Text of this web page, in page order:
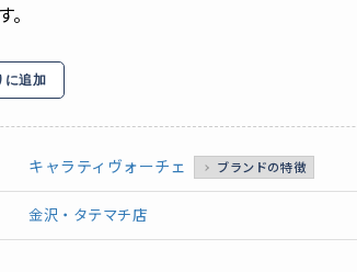
に追加
キャラティヴォーチェ ブランドの特徴
金沢・タテマチ店